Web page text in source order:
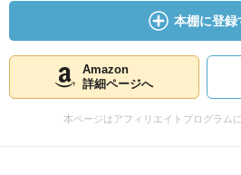
本棚に登録
Amazon
詳細ページへ
本ページはアフィリエイトプログラム